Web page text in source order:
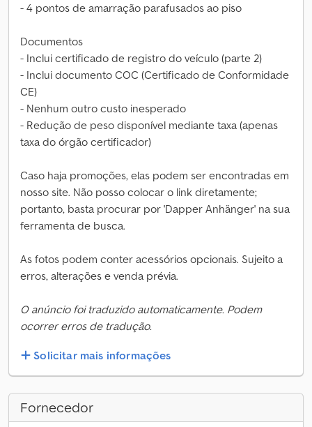
- 4 pontos de amarração parafusados ao piso
Documentos
- Inclui certificado de registro do veículo (parte 2)
- Inclui documento COC (Certificado de Conformidade
CE)
- Nenhum outro custo inesperado
- Redução de peso disponível mediante taxa (apenas
taxa do órgão certificador)
Caso haja promoções, elas podem ser encontradas em
nosso site. Não posso colocar o link diretamente;
portanto, basta procurar por 'Dapper Anhänger' na sua
ferramenta de busca.
As fotos podem conter acessórios opcionais. Sujeito a
erros, alterações e venda prévia.
O anúncio foi traduzido automaticamente. Podem
ocorrer erros de tradução.
Solicitar mais informações
Fornecedor